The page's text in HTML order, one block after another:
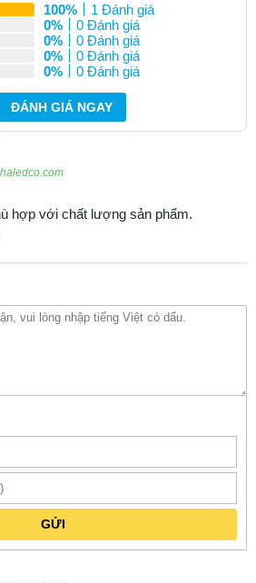
100%
1 Đánh giá
0%
0 Đánh giá
0%
0 Đánh giá
0%
0 Đánh giá
0% 0 Đánh giá
ĐÁNH GIÁ NGAY
hợp với chất lượng sản phẩm.
GỬI